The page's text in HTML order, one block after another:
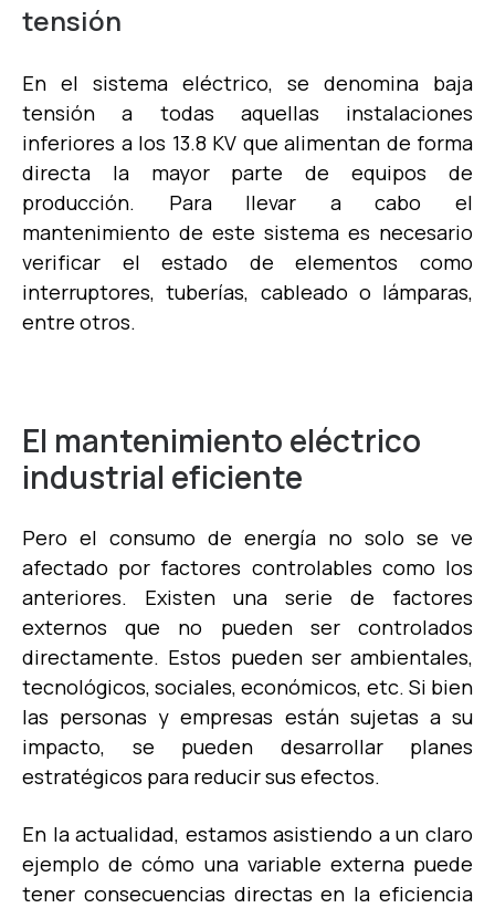
tensión
En el sistema eléctrico, se denomina baja
tensión a todas aquellas instalaciones
inferiores a los 13.8 KV que alimentan de forma
directa la mayor parte de equipos de
producción. Para llevar a cabo el
mantenimiento de este sistema es necesario
verificar el estado de elementos como
interruptores, tuberías, cableado o lámparas,
entre otros.
El mantenimiento eléctrico
industrial eficiente
Pero el consumo de energía no solo se ve
afectado por factores controlables como los
anteriores. Existen una serie de factores
externos que no pueden ser controlados
directamente. Estos pueden ser ambientales,
tecnológicos, sociales, económicos, etc. Si bien
las personas y empresas están sujetas a su
impacto, se pueden desarrollar planes
estratégicos para reducir sus efectos.
En la actualidad, estamos asistiendo a un claro
ejemplo de cómo una variable externa puede
tener consecuencias directas en la eficiencia